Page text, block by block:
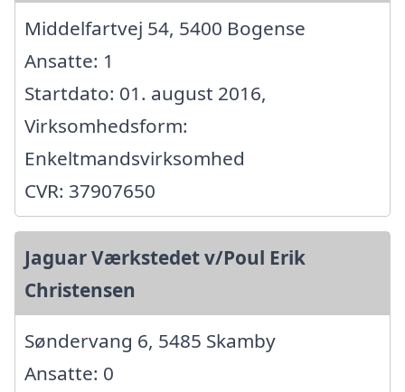
Middelfartvej 54, 5400 Bogense
Ansatte: 1
Startdato: 01. august 2016,
Virksomhedsform:
Enkeltmandsvirksomhed
CVR: 37907650
Jaguar Værkstedet v/Poul Erik
Christensen
Søndervang 6, 5485 Skamby
Ansatte: 0